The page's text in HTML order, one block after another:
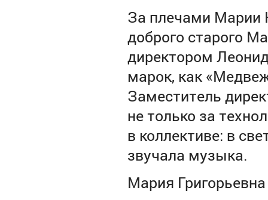
За плечами Марии
доброго старого
директором
марок, как
Заместитель
не только за
в коллективе: в
звучала музыка.
Мария